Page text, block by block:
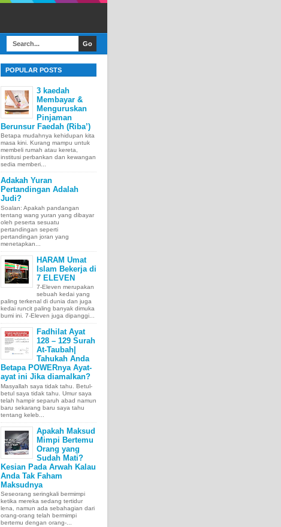
POPULAR POSTS
3 kaedah
Membayar &
Menguruskan
Pinjaman
Berunsur Faedah (Riba’)
Betapa mudahnya kehidupan kita
masa kini. Kurang mampu untuk
membeli rumah atau kereta,
institusi perbankan dan kewangan
sedia memberi...
Adakah Yuran
Pertandingan Adalah
Judi?
Soalan: Apakah pandangan
tentang wang yuran yang dibayar
oleh peserta sesuatu
pertandingan seperti
pertandingan joran yang
menetapkan...
HARAM Umat
Islam Bekerja di
7 ELEVEN
7-Eleven merupakan
sebuah kedai yang
paling terkenal di dunia dan juga
kedai runcit paling banyak dimuka
bumi ini. 7-Eleven juga dipanggi...
Fadhilat Ayat
128 – 129 Surah
At-Taubah|
Tahukah Anda
Betapa POWERnya Ayat-
ayat ini Jika diamalkan?
Masyallah saya tidak tahu. Betul-
betul saya tidak tahu. Umur saya
telah hampir separuh abad namun
baru sekarang baru saya tahu
tentang keleb...
Apakah Maksud
Mimpi Bertemu
Orang yang
Sudah Mati?
Kesian Pada Arwah Kalau
Anda Tak Faham
Maksudnya
Seseorang seringkali bermimpi
ketika mereka sedang tertidur
lena, namun ada sebahagian dari
orang-orang telah bermimpi
bertemu dengan orang-...